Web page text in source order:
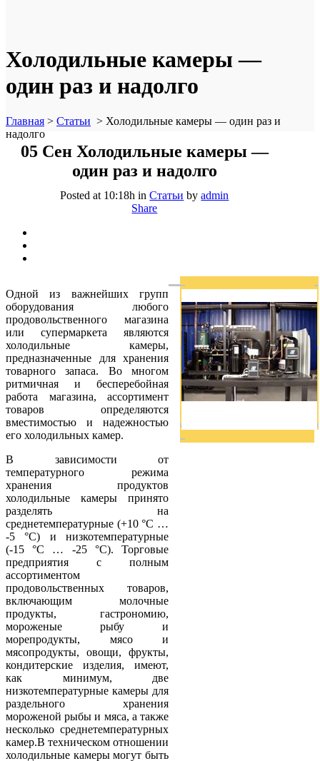
Холодильные камеры —
один раз и надолго
Главная > Статьи > Холодильные камеры — один раз и
надолго
05 СенХолодильные камеры —
один раз и надолго
Posted at 10:18h inСтатьи byadmin
Share
Одной из важнейших групп
оборудования любого
продовольственного магазина
или супермаркета являются
холодильные камеры,
предназначенные для хранения
товарного запаса. Во многом
ритмичная и бесперебойная
работа магазина, ассортимент
товаров определяются
вместимостью и надежностью
его холодильных камер.
В зависимости от
температурного режима
хранения продуктов
холодильные камеры принято
разделять на
среднетемпературные (+10 °С …
-5 °С) и низкотемпературные
(-15 °С … -25 °С). Торговые
предприятия с полным
ассортиментом
продовольственных товаров,
включающим молочные
продукты, гастрономию,
мороженые рыбу и
морепродукты, мясо и
мясопродукты, овощи, фрукты,
кондитерские изделия, имеют,
как минимум, две
низкотемпературные камеры для
раздельного хранения
мороженой рыбы и мяса, а также
несколько среднетемпературных
камер.В техническом отношении
холодильные камеры могут быть